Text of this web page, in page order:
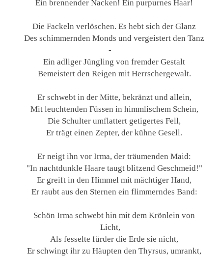
Ein brennender Nacken! Ein purpurnes Haar!
Die Fackeln verlöschen. Es hebt sich der Glanz
Des schimmernden Monds und vergeistert den Tanz
-
Ein adliger Jüngling von fremder Gestalt
Bemeistert den Reigen mit Herrschergewalt.
Er schwebt in der Mitte, bekränzt und allein,
Mit leuchtenden Füssen in himmlischem Schein,
Die Schulter umflattert getigertes Fell,
Er trägt einen Zepter, der kühne Gesell.
Er neigt ihn vor Irma, der träumenden Maid:
"In nachtdunkle Haare taugt blitzend Geschmeid!"
Er greift in den Himmel mit mächtiger Hand,
Er raubt aus den Sternen ein flimmerndes Band:
Schön Irma schwebt hin mit dem Krönlein von
Licht,
Als fesselte fürder die Erde sie nicht,
Er schwingt ihr zu Häupten den Thyrsus, umrankt,